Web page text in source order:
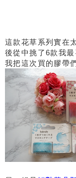
這款花草系列實在
後從中挑了6款我
我把這次買的膠帶